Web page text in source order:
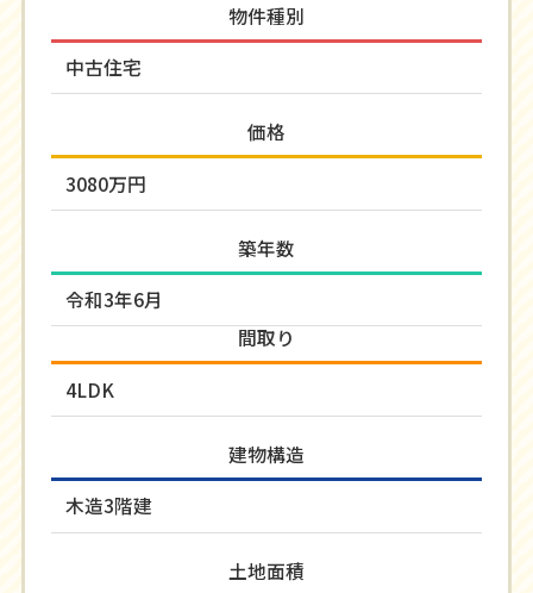
物件種別
中古住宅
価格
3080万円
築年数
令和3年6月
間取り
4LDK
建物構造
木造3階建
土地面積